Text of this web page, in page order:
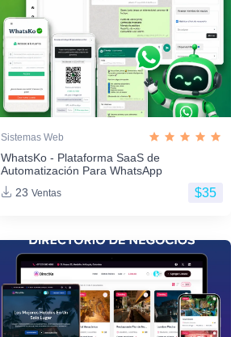
Sistemas Web
WhatsKo - Plataforma SaaS de
Automatización Para WhatsApp
23 Ventas $35